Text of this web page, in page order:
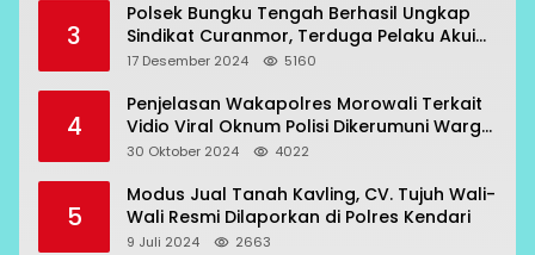
3
Polsek Bungku Tengah Berhasil Ungkap
Sindikat Curanmor, Terduga Pelaku Akui
Beraksi di 7 Lokasi
17 Desember 2024 5160
4
Penjelasan Wakapolres Morowali Terkait
Vidio Viral Oknum Polisi Dikerumuni Warga
Bahodopi
30 Oktober 2024 4022
5
Modus Jual Tanah Kavling, CV. Tujuh Wali-
Wali Resmi Dilaporkan di Polres Kendari
9 Juli 2024 2663